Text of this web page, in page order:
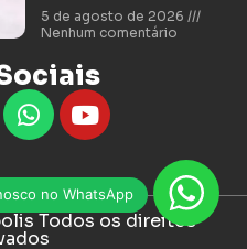
no WhatsApp
5 de agosto de 2026
Nenhum comentário
Todos os direitos